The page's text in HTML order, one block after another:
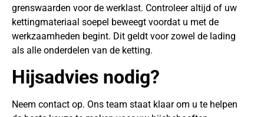
grenswaarden voor de werklast. Controleer altijd of uw
kettingmateriaal soepel beweegt voordat u met de
werkzaamheden begint. Dit geldt voor zowel de lading
als alle onderdelen van de ketting.
Hijsadvies nodig?
Neem contact op. Ons team staat klaar om u te helpen